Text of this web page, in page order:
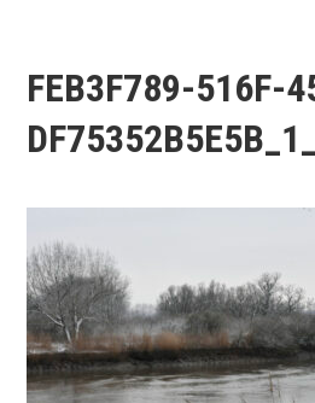
FEB3F789-516F-